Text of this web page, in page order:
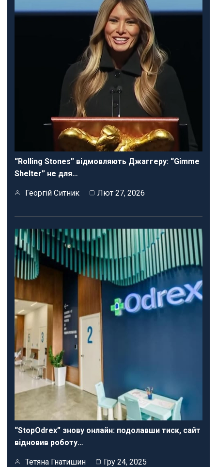
“Rolling Stones” відмовляють Джаггеру: “Gimme
Shelter” не для…
Георгій Ситник Лют 27, 2026
“StopOdrex” знову онлайн: подолавши тиск, сайт
відновив роботу…
Тетяна Гнатишин Гру 24, 2025